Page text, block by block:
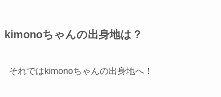
kimonoちゃんの出身地は？
それではkimonoちゃんの出身地へ！